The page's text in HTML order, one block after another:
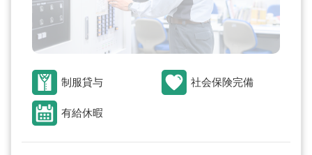
制服貸与 社会保険完備
有給休暇